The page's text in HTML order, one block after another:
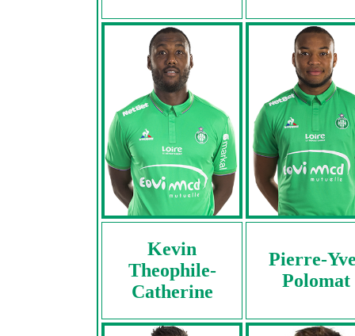
Kevin
Theophile-
Catherine
Pierre-
Polomat